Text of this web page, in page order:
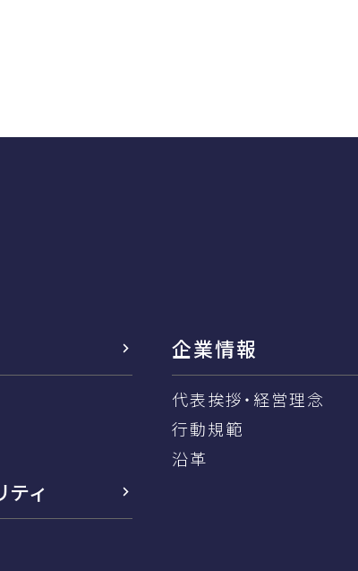
企業情報
代表挨拶・経営理念
行動規範
沿革
ティ